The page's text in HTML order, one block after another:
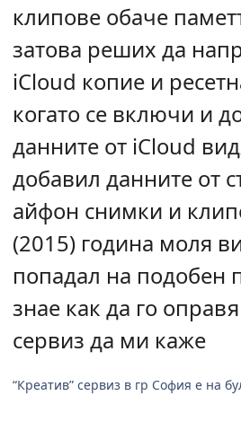
клипове обаче
затова реших да
iCloud копие и
когато се включи и
данните от iCloud
добавил данните от
айфон снимки и
(2015) година моля
попадал на подобен
знае как да го
сервиз да ми каже
“Креатив” сервиз в гр София е на